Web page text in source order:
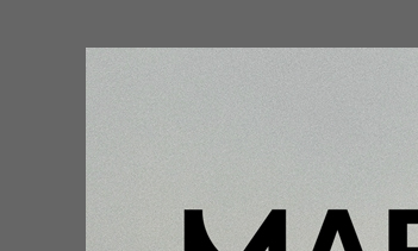
año fue un verdadero honor
el eCommerce español, una